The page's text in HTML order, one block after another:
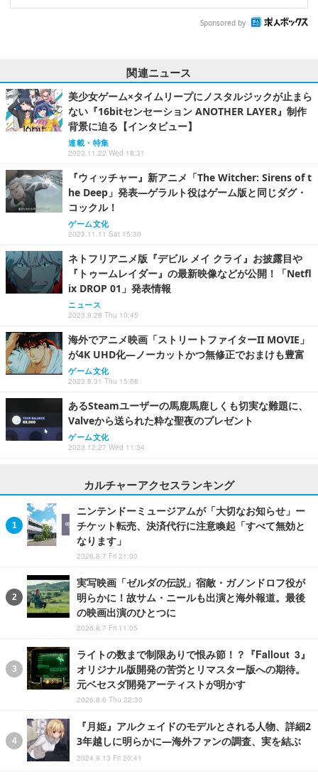
Sponsored by
関連ニュース
美少女ゲーム×タイムリープにノスタルジックが止まら
ない『16bitセンセーション ANOTHER LAYER』制作
背景に迫る【インタビュー】
連載・特集
2023.11.22 Wed 18:31
『ウィッチャー』新アニメ「The Witcher: Sirens of t
he Deep」発表―ゲラルト役はゲーム版と同じダグ・
コックル！
ゲーム文化
2023.11.11 Sat 15:30
ネトフリアニメ版『デビル メイ クライ』お披露目や
『トゥームレイダー』の最新映像などが公開！「Netfl
ix DROP 01」発表情報
ニュース
2023.9.28 Thu 10:45
海外でアニメ映画「ストリートファイターII MOVIE」
が4K UHD化―ノーカットかつ無修正でおまけも豊富
ゲーム文化
2023.8.31 Thu 15:58
あるSteamユーザーの馬鹿馬鹿しくも切実な難題に、
Valveから送られた粋な聖夜のプレゼント
ゲーム文化
2023.12.27 Wed 11:34
カルチャーアクセスランキング
ニンテンドーミュージアムが「大切なお知らせ」ー
チケット転売、決済代行に注意喚起「すべて無効と
なります」
2026.8.7 Fri 21:00
実写映画「ゼルダの伝説」宿敵・ガノンドロフ役が
明らかに！故サム・ニールも出演と海外報道。最後
の映画出演のひとつに
2026.8.7 Fri 11:05
ライトの数まで制限ありで恨み節！？『Fallout 3』
オリジナル版開発の苦労とリマスター版への期待。
元ベセスダ開発アーティストが明かす
2026.8.6 Thu 22:30
『月姫』アルクェイドのモデルとされる人物、詳細2
3年越しに明らかに―海外ファンの調査、実を結ぶ
2024.9.13 Fri 20:41